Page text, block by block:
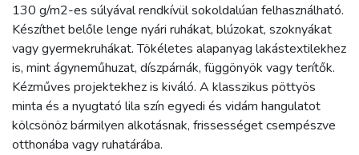
130 g/m2-es súlyával rendkívül sokoldalúan felhasználható.
Készíthet belőle lenge nyári ruhákat, blúzokat, szoknyákat
vagy gyermekruhákat. Tökéletes alapanyag lakástextilekhez
is, mint ágyneműhuzat, díszpárnák, függönyök vagy terítők.
Kézműves projektekhez is kiváló. A klasszikus pöttyös
minta és a nyugtató lila szín egyedi és vidám hangulatot
kölcsönöz bármilyen alkotásnak, frissességet csempészve
otthonába vagy ruhatárába.